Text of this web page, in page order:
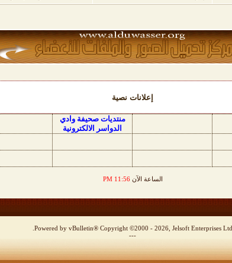
إعلانات نصية
منتديات صحيفة وادي
الدواسر الالكترونية
الساعة الآن11:56 PM
Powered by vBulletin® Copyright ©2000 - 2026, Jelsoft Enterprises Ltd.
---